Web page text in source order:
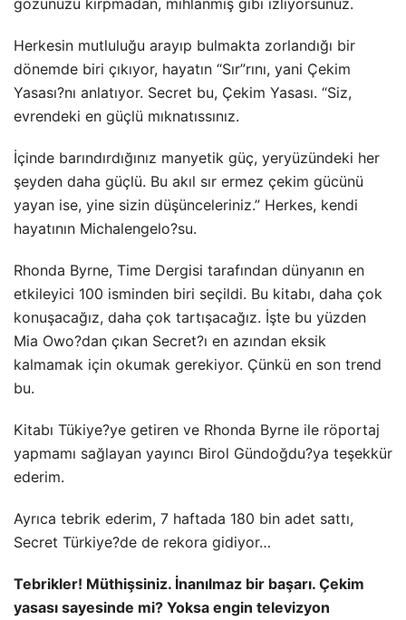
Herkesin mutluluğu arayıp bulmakta zorlandığı bir
dönemde biri çıkıyor, hayatın “Sır”rını, yani Çekim
Yasası?nı anlatıyor. Secret bu, Çekim Yasası. “Siz,
evrendeki en güçlü mıknatıssınız.
İçinde barındırdığınız manyetik güç, yeryüzündeki her
şeyden daha güçlü. Bu akıl sır ermez çekim gücünü
yayan ise, yine sizin düşünceleriniz.” Herkes, kendi
hayatının Michalengelo?su.
Rhonda Byrne, Time Dergisi tarafından dünyanın en
etkileyici 100 isminden biri seçildi. Bu kitabı, daha çok
konuşacağız, daha çok tartışacağız. İşte bu yüzden
Mia Owo?dan çıkan Secret?ı en azından eksik
kalmamak için okumak gerekiyor. Çünkü en son trend
bu.
Kitabı Tükiye?ye getiren ve Rhonda Byrne ile röportaj
yapmamı sağlayan yayıncı Birol Gündoğdu?ya teşekkür
ederim.
Ayrıca tebrik ederim, 7 haftada 180 bin adet sattı,
Secret Türkiye?de de rekora gidiyor…
Tebrikler! Müthişsiniz. İnanılmaz bir başarı. Çekim
yasası sayesinde mi? Yoksa engin televizyon